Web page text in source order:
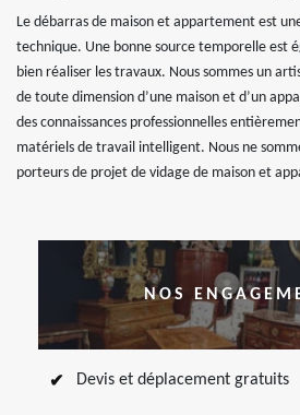
Le débarras de maison et appartement est
technique. Une bonne source temporelle est
bien réaliser les travaux. Nous sommes un
de toute dimension d’une maison et d’un
des connaissances professionnelles
matériels de travail intelligent. Nous ne
porteurs de projet de vidage de maison et
NOS
Devis et déplacement gratuits